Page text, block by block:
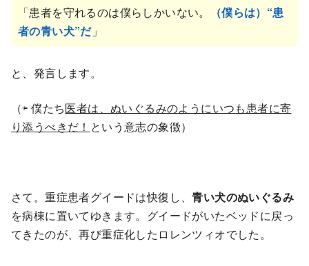
「患者を守れるのは僕らしかいない。
（僕らは）“患
者の青い犬”だ」
と、発言します。
（⇦ 僕たち医者は、ぬいぐるみのようにいつも患者に寄
り添うべきだ！ という意志の象徴）
さて。重症患者グイードは快復し、青い犬のぬいぐるみ
を病棟に置いてゆきます。グイードがいたベッドに戻っ
てきたのが、再び重症化したロレンツィオでした。